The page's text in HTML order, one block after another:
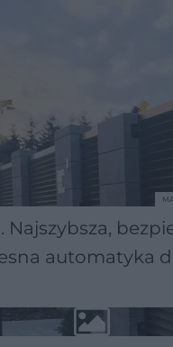
Najszybsza,
automatyka